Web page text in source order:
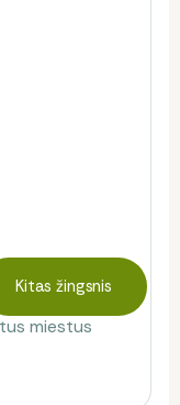
Kitas žingsnis
spinduliu
miestus